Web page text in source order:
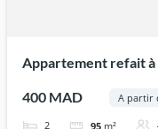
Appartement refait à
400 MAD A partir
2 95 m²